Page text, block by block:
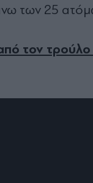
των 25
τον